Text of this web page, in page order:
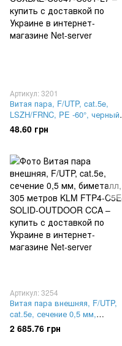
Артикул: 3201
Витая пара, F/UTP, cat.5e,
LSZH/FRNC, PE -60°, черный,
100м. Corning CCXDAE-C0047-
C001-L7
48.60 грн
Артикул: 3254
Витая пара внешняя, F/UTP,
cat.5e, сечение 0,5 мм,
биметалл, 305 метров KLM
FTP4-C5E-SOLID-OUTDOOR
2 685.76 грн